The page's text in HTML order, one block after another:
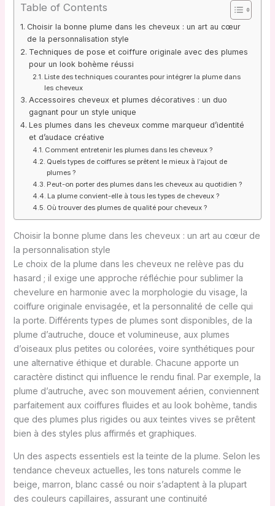
Table of Contents
Choisir la bonne plume dans les cheveux : un art au cœur
de la personnalisation style
Techniques de pose et coiffure originale avec des plumes
pour un look bohème réussi
Liste des techniques courantes pour intégrer la plume dans
les cheveux
Accessoires cheveux et plumes décoratives : un duo
gagnant pour un style unique
Les plumes dans les cheveux comme marqueur d’identité
et d’audace créative
Comment entretenir les plumes dans les cheveux ?
Quels types de coiffures se prêtent le mieux à l’ajout de
plumes ?
Peut-on porter des plumes dans les cheveux au quotidien ?
La plume convient-elle à tous les types de cheveux ?
Où trouver des plumes de qualité pour cheveux ?
Choisir la bonne plume dans les cheveux : un art au cœur de
la personnalisation style
Le choix de la plume dans les cheveux ne relève pas du
hasard ; il exige une approche réfléchie pour sublimer la
chevelure en harmonie avec la morphologie du visage, la
coiffure originale envisagée, et la personnalité de celle qui
la porte. Différents types de plumes sont disponibles, de la
plume d’autruche, douce et volumineuse, aux plumes
d’oiseaux plus petites ou colorées, voire synthétiques pour
une alternative éthique et durable. Chacune apporte un
caractère distinct qui influence le rendu final. Par exemple, la
plume d’autruche, avec son mouvement aérien, conviennent
parfaitement aux coiffures fluides et au look bohème, tandis
que des plumes plus rigides ou aux teintes vives se prêtent
bien à des styles plus affirmés et graphiques.
Un des aspects essentiels est la teinte de la plume. Selon les
tendance cheveux actuelles, les tons naturels comme le
beige, marron, blanc cassé ou noir s’adaptent à la plupart
des couleurs capillaires, assurant une continuité